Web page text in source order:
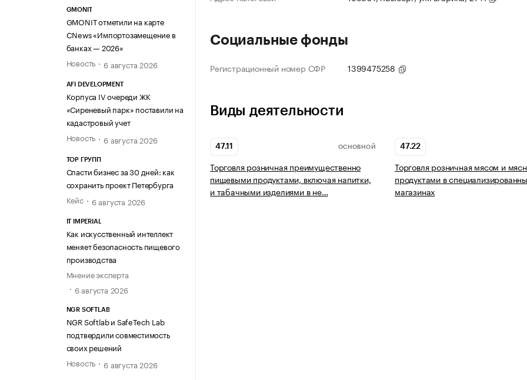
GMONIT
GMONIT отметили на карте
CNews «Импортозамещение в
банках — 2026»
Новость
6 августа 2026
AFI DEVELOPMENT
Корпуса IV очереди ЖК
«Сиреневый парк» поставили на
кадастровый учет
Новость
6 августа 2026
ТОР ГРУПП
Спасти бизнес за 30 дней: как
сохранить проект Петербурга
Кейс
6 августа 2026
IT IMPERIAL
Как искусственный интеллект
меняет безопасность пищевого
производства
Мнение эксперта
6 августа 2026
NGR SOFTLAB
NGR Softlab и SafeTech Lab
подтвердили совместимость
своих решений
Новость
6 августа 2026
Социальные фонды
Регистрационный номер СФР 1399475258
Виды деятельности
47.11 ОСНОВНОЙ
Торговля розничная преимущественно
пищевыми продуктами, включая напитки,
и табачными изделиями в не…
47.22
Торговля розничная мясом и
продуктами в
магазинах